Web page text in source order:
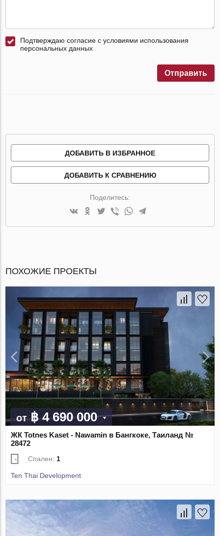
Подтверждаю согласие с условиями использования
персональных данных
Отправить
ДОБАВИТЬ В ИЗБРАННОЕ
ДОБАВИТЬ К СРАВНЕНИЮ
Поделитесь:
ПОХОЖИЕ ПРОЕКТЫ
от฿ 4 690 000
ЖК Totnes Kaset - Nawamin в Бангкоке, Таиланд №
28472
Спален:1
Ten Thai Development